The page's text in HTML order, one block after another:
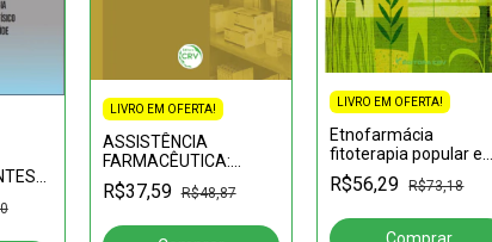
DE
LIVRO EM OFERTA!
ASSISTÊNCIA
FARMACÊUTICA:
instrumento de
avaliação na rede
R$37,59 R$48,87
LIVRO EM OFERTA!
Etnofarmácia
fitoterapia popular e
ciência farmacêutica
R$56,29 R$73,18